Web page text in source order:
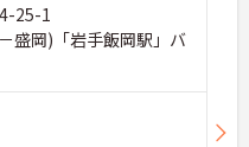
4-25-1
盛岡)「岩手飯岡駅」バ